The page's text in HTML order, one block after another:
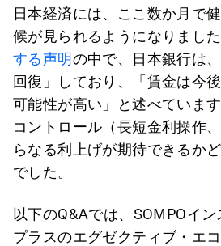
日本経済には、ここ数か月で
候が見られるようになりました
する声明の中で、日本銀行は
回復」しており、「賃金は今
可能性が高い」と述べていま
コントロール（長短金利操作
らなる利上げが期待できるか
でした。
以下のQ&Aでは、SOMPOイン
プラスのエグゼクティブ・エ